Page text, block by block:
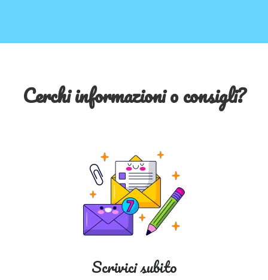
Cerchi informazioni o consigli?
Scrivici subito